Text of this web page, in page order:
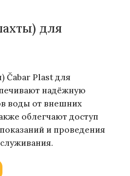
для
Plast для
надёжную
воды от внешних
облегчают доступ
и проведения